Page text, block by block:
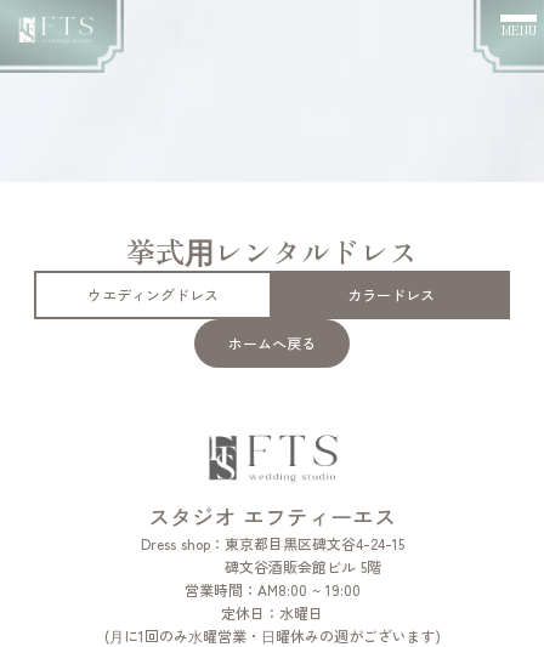
MENU
挙式⽤レンタルドレス
ウエディングドレス カラードレス
ホームへ戻る
スタジオ エフティーエス
Dress shop： 東京都目黒区碑文谷4-24-15
碑文谷酒販会館ビル 5階
営業時間：AM8:00 ~ 19:00
定休日：水曜日
(⽉に1回のみ⽔曜営業・⽇曜休みの週がございます)